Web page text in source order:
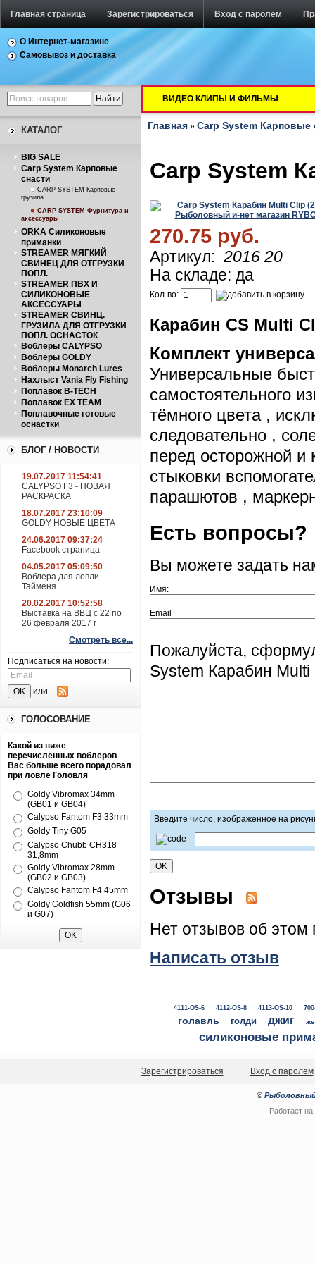
Главная страница Зарегистрироваться Вход с паролем
О Интернет-магазине
Самовывоз и доставка
КАТАЛОГ
BIG SALE
Carp System Карповые
снасти
CARP SYSTEM Карповые
грузила
CARP SYSTEM Фурнитура и
аксессуары
ORKA Силиконовые
приманки
STREAMER МЯГКИЙ
СВИНЕЦ ДЛЯ ОТГРУЗКИ
ПОПЛ.
STREAMER ПВХ И
СИЛИКОНОВЫЕ
АКСЕССУАРЫ
STREAMER СВИНЦ.
ГРУЗИЛА ДЛЯ ОТГРУЗКИ
ПОПЛ. ОСНАСТОК
Воблеры CALYPSO
Воблеры GOLDY
Воблеры Monarch Lures
Нахлыст Vania Fly Fishing
Поплавок B-TECH
Поплавок EX TEAM
Поплавочные готовые
оснастки
БЛОГ / НОВОСТИ
19.07.2017 11:54:41
CALYPSO F3 - НОВАЯ
РАСКРАСКА
18.07.2017 23:10:09
GOLDY НОВЫЕ ЦВЕТА
24.06.2017 09:37:24
Facebook страница
04.05.2017 05:09:50
Воблера для ловли
Тайменя
20.02.2017 10:52:58
Выставка на ВВЦ с 22 по
26 февраля 2017 г
Смотреть все...
Подписаться на новости:
или
ГОЛОСОВАНИЕ
Какой из ниже
перечисленных воблеров
Вас больше всего порадовал
при ловле Головля
Goldy Vibromax 34mm
(GB01 и GB04)
Calypso Fantom F3 33mm
Goldy Tiny G05
Calypso Chubb CH318
31,8mm
Goldy Vibromax 28mm
(GB02 и GB03)
Calypso Fantom F4 45mm
Goldy Goldfish 55mm (G06
и G07)
ВИДЕО КЛИПЫ И ФИЛЬМЫ
Главная » Carp System Карповые
Carp System
270.75 руб.
Артикул: 2016 20
На складе: да
Кол-во:
Карабин CS Multi
Комплект
Универсальные
самостоятельного
тёмного цвета ,
следовательно ,
перед осторожной
стыковки
парашютов ,
Есть вопросы?
Вы можете задать
Имя:
Email
Пожалуйста,
System Карабин
Введите число, изображенное на
Отзывы
Нет отзывов об этом
Написать отзыв
4111-OS-6 4112-OS-8 4113-OS-10
голавль голди джиг
силиконовые
Зарегистрироваться Вход с паролем
© Рыболовный
Работает